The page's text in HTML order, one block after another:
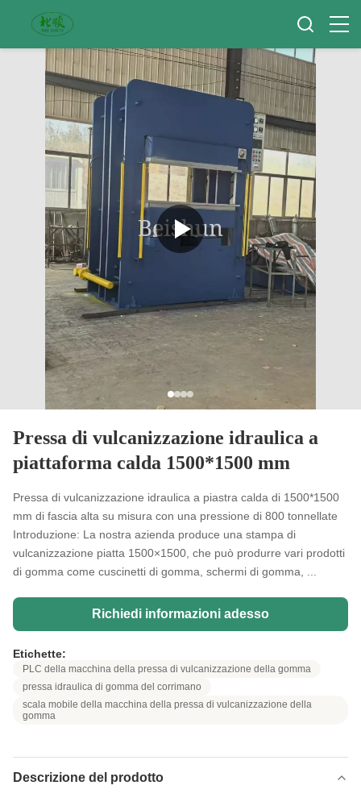
Pressa di vulcanizzazione idraulica a
piattaforma calda 1500*1500 mm
Pressa di vulcanizzazione idraulica a piastra calda di 1500*1500
mm di fascia alta su misura con una pressione di 800 tonnellate
Introduzione: La nostra azienda produce una stampa di
vulcanizzazione piatta 1500×1500, che può produrre vari prodotti
di gomma come cuscinetti di gomma, schermi di gomma, ...
Richiedi informazioni adesso
Etichette:
PLC della macchina della pressa di vulcanizzazione della gomma
pressa idraulica di gomma del corrimano
scala mobile della macchina della pressa di vulcanizzazione della
gomma
Descrizione del prodotto